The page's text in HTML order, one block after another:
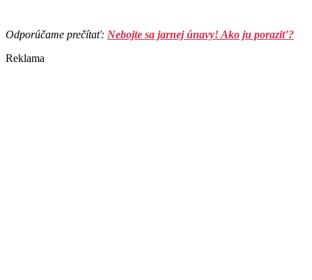
Odporúčame prečítať: Nebojte sa jarnej únavy! Ako ju poraziť?
Reklama